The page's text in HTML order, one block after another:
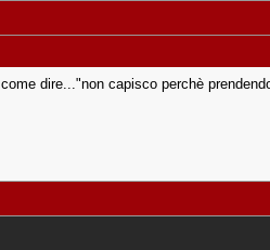
come dire..."non capisco perchè